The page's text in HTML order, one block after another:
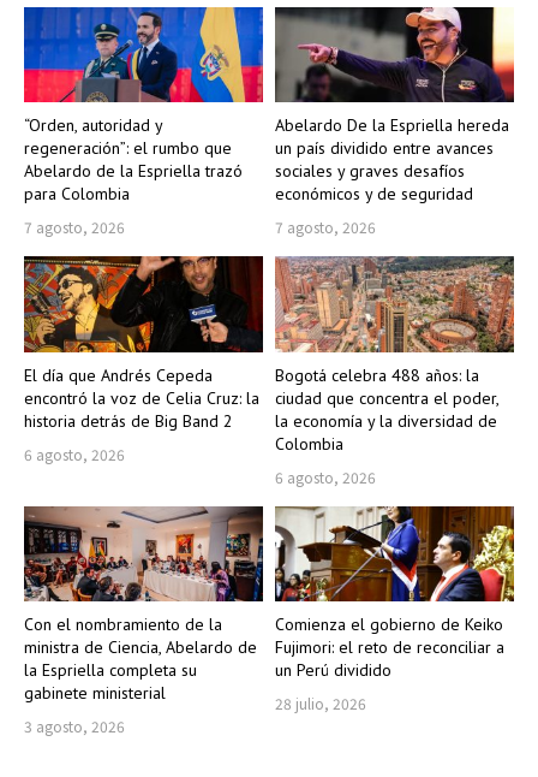
“Orden, autoridad y
regeneración”: el rumbo que
Abelardo de la Espriella trazó
para Colombia
7 agosto, 2026
Abelardo De la Espriella hereda
un país dividido entre avances
sociales y graves desafíos
económicos y de seguridad
7 agosto, 2026
El día que Andrés Cepeda
encontró la voz de Celia Cruz: la
historia detrás de Big Band 2
6 agosto, 2026
Bogotá celebra 488 años: la
ciudad que concentra el poder,
la economía y la diversidad de
Colombia
6 agosto, 2026
Con el nombramiento de la
ministra de Ciencia, Abelardo de
la Espriella completa su
gabinete ministerial
3 agosto, 2026
Comienza el gobierno de Keiko
Fujimori: el reto de reconciliar a
un Perú dividido
28 julio, 2026